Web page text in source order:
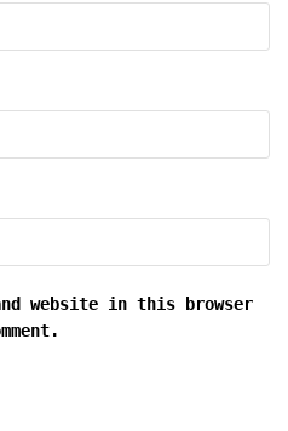
website in this browser